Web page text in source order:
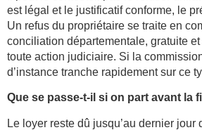
est légal et le justificatif conforme, le
Un refus du propriétaire se traite en
conciliation départementale, gratuite
toute action judiciaire. Si la
d’instance tranche rapidement sur ce
Que se passe-t-il si on part avant la
Le loyer reste dû jusqu’au dernier jour